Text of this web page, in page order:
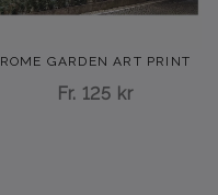
ROME GARDEN ART PRINT
Fr. 125 kr